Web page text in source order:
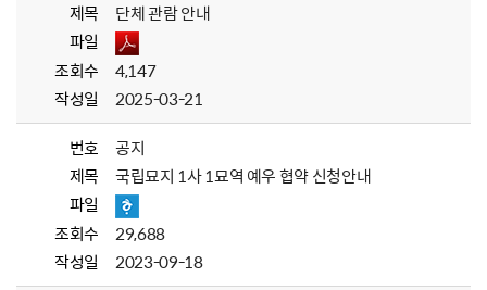
제목
단체 관람 안내
파일
조회수
4,147
작성일
2025-03-21
번호
공지
제목
국립묘지 1사 1묘역 예우 협약 신청안내
파일
조회수
29,688
작성일
2023-09-18